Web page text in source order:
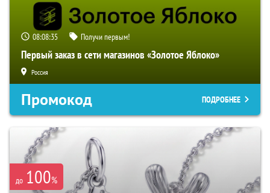
08:08:34 Получи первым!
Первый заказ в сети магазинов «Золотое Яблоко»
Россия
Промокод ПОДРОБНЕЕ
до 100%